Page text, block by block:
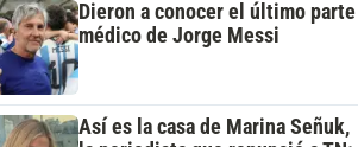
Dieron a conocer el último parte
médico de Jorge Messi
Así es la casa de Marina Señuk,